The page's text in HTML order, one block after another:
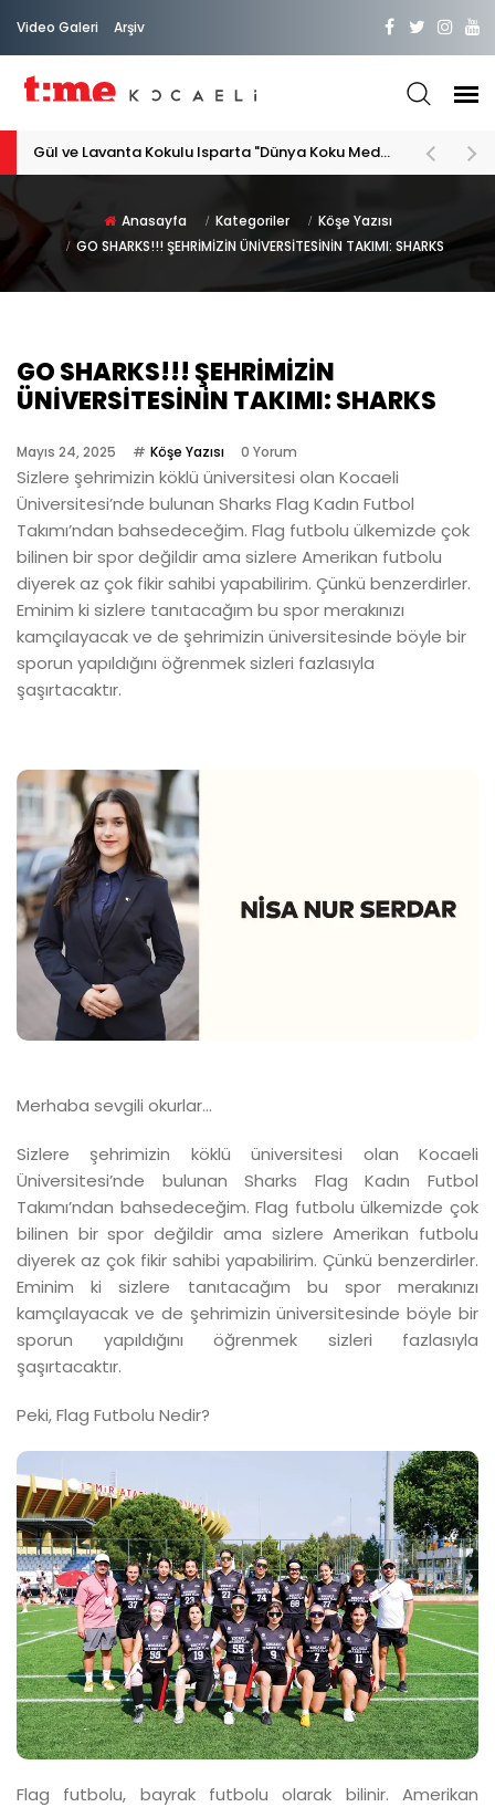
Video Galeri Arşiv
PATİLİ DOSTA HAYATIMIZA "HOŞ GELDİN" DİYORSAK
Anasayfa Kategoriler
Köşe Yazısı
GO SHARKS!!! ŞEHRİMİZİN ÜNİVERSİTESİNİN TAKIMI: SHARKS
GO SHARKS!!! ŞEHRİMİZİN
ÜNİVERSİTESİNİN TAKIMI: SHARKS
Mayıs 24, 2025 Köşe Yazısı 0 Yorum
Sizlere şehrimizin köklü üniversitesi olan Kocaeli
Üniversitesi’nde bulunan Sharks Flag Kadın Futbol
Takımı’ndan bahsedeceğim. Flag futbolu ülkemizde çok
bilinen bir spor değildir ama sizlere Amerikan futbolu
diyerek az çok fikir sahibi yapabilirim. Çünkü benzerdirler.
Eminim ki sizlere tanıtacağım bu spor merakınızı
kamçılayacak ve de şehrimizin üniversitesinde böyle bir
sporun yapıldığını öğrenmek sizleri fazlasıyla
şaşırtacaktır.
Merhaba sevgili okurlar…
Sizlere şehrimizin köklü üniversitesi olan Kocaeli
Üniversitesi’nde bulunan Sharks Flag Kadın Futbol
Takımı’ndan bahsedeceğim. Flag futbolu ülkemizde çok
bilinen bir spor değildir ama sizlere Amerikan futbolu
diyerek az çok fikir sahibi yapabilirim. Çünkü benzerdirler.
Eminim ki sizlere tanıtacağım bu spor merakınızı
kamçılayacak ve de şehrimizin üniversitesinde böyle bir
sporun yapıldığını öğrenmek sizleri fazlasıyla
şaşırtacaktır.
Peki, Flag Futbolu Nedir?
Flag futbolu, bayrak futbolu olarak bilinir. Amerikan